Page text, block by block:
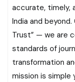
accurate, timely,
India and
Trust” — we are
standards of
transformation
mission is simple